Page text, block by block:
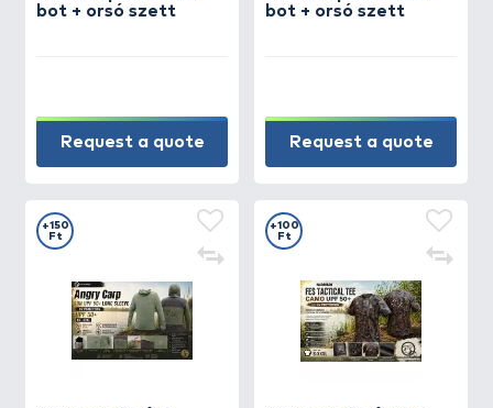
bot + orsó szett
Request a quote
bot + orsó szett
Request a quote
+150
Ft
+100
Ft